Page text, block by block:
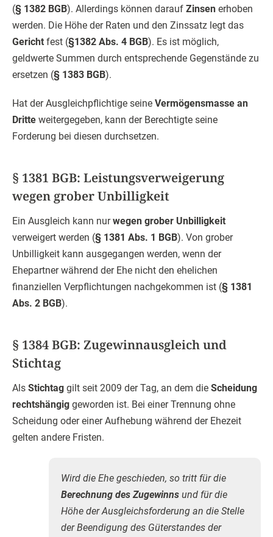
(§ 1382 BGB). Allerdings können darauf Zinsen erhoben
werden. Die Höhe der Raten und den Zinssatz legt das
Gericht fest (§1382 Abs. 4 BGB). Es ist möglich,
geldwerte Summen durch entsprechende Gegenstände zu
ersetzen (§ 1383 BGB).
Hat der Ausgleichpflichtige seine Vermögensmasse an
Dritte weitergegeben, kann der Berechtigte seine
Forderung bei diesen durchsetzen.
§ 1381 BGB: Leistungsverweigerung
wegen grober Unbilligkeit
Ein Ausgleich kann nurwegen grober Unbilligkeit
verweigert werden (§ 1381 Abs. 1 BGB). Von grober
Unbilligkeit kann ausgegangen werden, wenn der
Ehepartner während der Ehe nicht den ehelichen
finanziellen Verpflichtungen nachgekommen ist (§ 1381
Abs. 2 BGB).
§ 1384 BGB: Zugewinnausgleich und
Stichtag
Als Stichtag gilt seit 2009 der Tag, an dem die Scheidung
rechtshängig geworden ist. Bei einer Trennung ohne
Scheidung oder einer Aufhebung während der Ehezeit
gelten andere Fristen.
Wird die Ehe geschieden, so tritt für die
Berechnung des Zugewinns und für die
Höhe der Ausgleichsforderung an die Stelle
der Beendigung des Güterstandes der